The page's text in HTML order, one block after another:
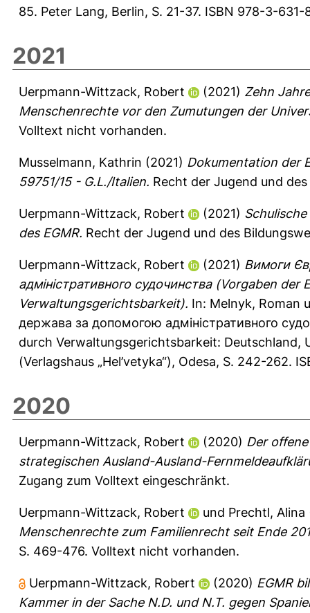
85. Peter Lang, Berlin, S. 21-37. ISBN 978-3-631-
2021
Uerpmann-Wittzack, Robert (2021) Zehn
Menschenrechte vor den Zumutungen der
Volltext nicht vorhanden.
Musselmann, Kathrin (2021) Dokumentation der
59751/15 - G.L./Italien. Recht der Jugend und
Uerpmann-Wittzack, Robert (2021)
des EGMR. Recht der Jugend und des
Uerpmann-Wittzack, Robert (2021) Вимоги
адмiнiстративного судочинства (Vorgaben
Verwaltungsgerichtsbarkeit). In: Melnyk, Roman
держава за допомогою адмiнiстративного
durch Verwaltungsgerichtsbarkeit: Deutschland,
(Verlagshaus „Hel’vetyka“), Odesa, S. 242-
2020
Uerpmann-Wittzack, Robert (2020) Der
strategischen Ausland-Ausland-
Zugang zum Volltext eingeschränkt.
Uerpmann-Wittzack, Robert und Prechtl, Alina
Menschenrechte zum Familienrecht seit Ende
S. 469-476. Volltext nicht vorhanden.
Uerpmann-Wittzack, Robert (2020) EGMR
Kammer in der Sache N.D. und N.T. gegen